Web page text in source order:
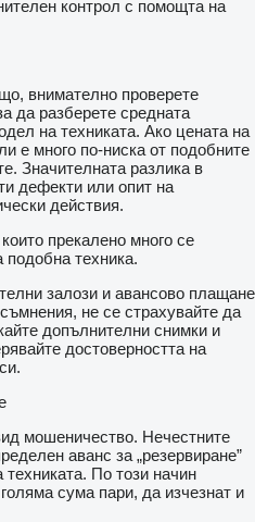
контрол с помощта на
внимателно проверете
да разберете средната
на техниката. Ако цената на
е много по-ниска от подобните
Значителната разлика в
дефекти или опит на
действия.
прекалено много се
подобна техника.
залози и авансово плащане
не се страхувайте да
допълнителни снимки и
достоверността на
мошеничество. Нечестните
аванс за „резервиране”
техниката. По този начин
сума пари, да изчезнат и